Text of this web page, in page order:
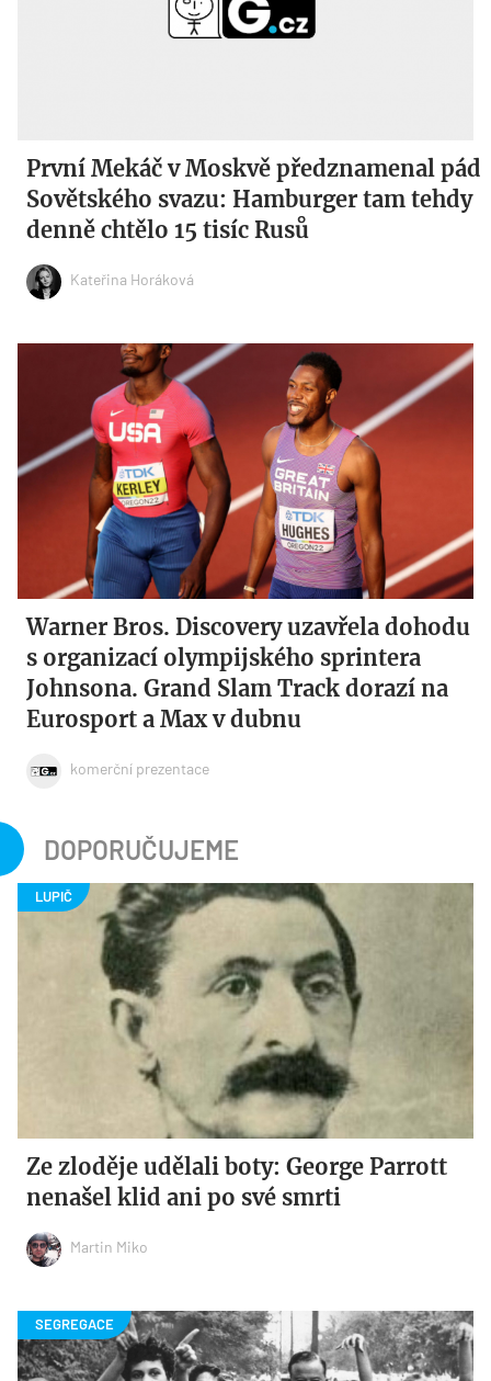
První Mekáč v Moskvě předznamenal pád
Sovětského svazu: Hamburger tam tehdy
denně chtělo 15 tisíc Rusů
Kateřina Horáková
Warner Bros. Discovery uzavřela dohodu
s organizací olympijského sprintera
Johnsona. Grand Slam Track dorazí na
Eurosport a Max v dubnu
komerční prezentace
DOPORUČUJEME
Ze zloděje udělali boty: George Parrott
nenašel klid ani po své smrti
Martin Miko